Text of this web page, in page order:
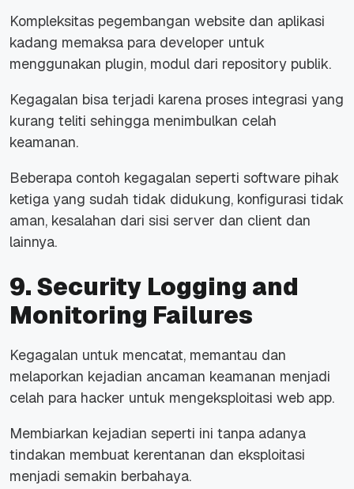
Kompleksitas pegembangan website dan aplikasi
kadang memaksa para developer untuk
menggunakan plugin, modul dari repository publik.
Kegagalan bisa terjadi karena proses integrasi yang
kurang teliti sehingga menimbulkan celah
keamanan.
Beberapa contoh kegagalan seperti software pihak
ketiga yang sudah tidak didukung, konfigurasi tidak
aman, kesalahan dari sisi server dan client dan
lainnya.
9. Security Logging and
Monitoring Failures
Kegagalan untuk mencatat, memantau dan
melaporkan kejadian ancaman keamanan menjadi
celah para hacker untuk mengeksploitasi web app.
Membiarkan kejadian seperti ini tanpa adanya
tindakan membuat kerentanan dan eksploitasi
menjadi semakin berbahaya.